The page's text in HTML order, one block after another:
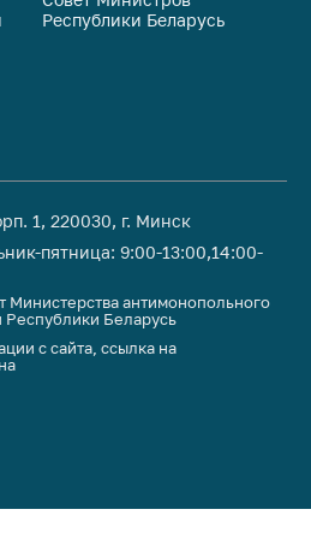
Республики Беларусь
1, 220030, г. Минск
пятница: 9:00-13:00,14:00-
антимонопольного
Республики Беларусь
с сайта, ссылка на